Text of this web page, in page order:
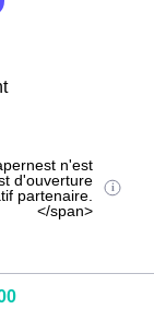
n'est
d'ouverture
partenaire.
</span>